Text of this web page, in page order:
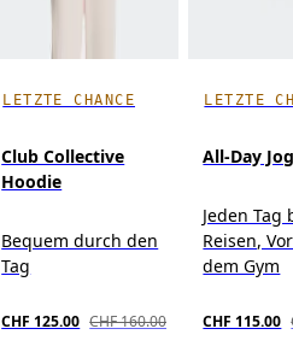
LETZTE CHANCE
Club Collective
Hoodie
Bequem durch den
Tag
CHF 125.00 CHF 160.00
LETZTE
All-Day
Jeden Tag
Reisen,
dem Gym
CHF 115.00